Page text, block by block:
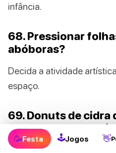
infância.
68. Pressionar
abóboras?
Decida a atividade
espaço.
69. Donuts de cidra
cheesecake de
Qual sobremesa reina
🥳Festa 🕹Jogos 👋